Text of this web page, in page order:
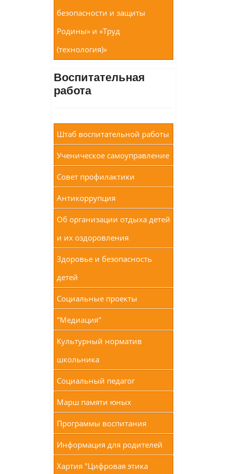
безопасности и защиты
Родины» и «Труд
(технология)»
Воспитательная
работа
Штаб воспитательной работы
Ученическое самоуправление
Совет профилактики
Антикоррупция
Об организации отдыха детей
и их оздоровления
Здоровье и безопасность
детей
Социальные проекты
"Медиация"
Культурный норматив
школьника
Социальный педагог
Марш памяти юных
Программы воспитания
Информация для родителей
Хартия "Цифровая этика